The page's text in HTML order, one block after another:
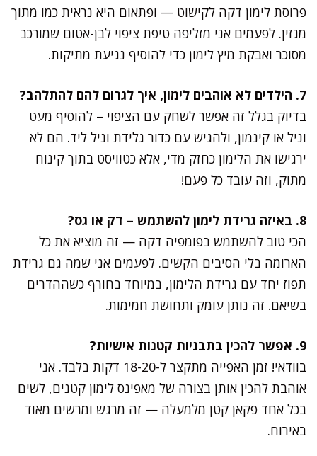
פרוסת לימון דקה לקישוט — ופתאום היא נראית כמו מתוך
מגזין. לפעמים אני מזליפה טיפת ציפוי לבן-אטום שמורכב
מסוכר ואבקת מיץ לימון כדי להוסיף נגיעת מתיקות.
7. הילדים לא אוהבים לימון, איך לגרום להם להתלהב?
בדיוק בגלל זה אפשר לשחק עם הציפוי – להוסיף מעט
וניל או קינמון, ולהגיש עם כדור גלידת וניל ליד. הם לא
ירגישו את הלימון כחזק מדי, אלא כטוויסט בתוך קינוח
מתוק, וזה עובד כל פעם!
8. באיזה גרידת לימון להשתמש – דק או גס?
הכי טוב להשתמש בפומפיה דקה — זה מוציא את כל
הארומה בלי הסיבים הקשים. לפעמים אני שמה גם גרידת
תפוז יחד עם גרידת הלימון, במיוחד בחורף כשההדרים
בשיאם. זה נותן עומק ותחושת חמימות.
9. אפשר להכין בתבניות קטנות אישיות?
בוודאי! זמן האפייה מתקצר ל-18-20 דקות בלבד. אני
אוהבת להכין אותן בצורה של מאפינס לימון קטנים, לשים
בכל אחד פקאן קטן מלמעלה — זה מרגש ומרשים מאוד
באירוח.